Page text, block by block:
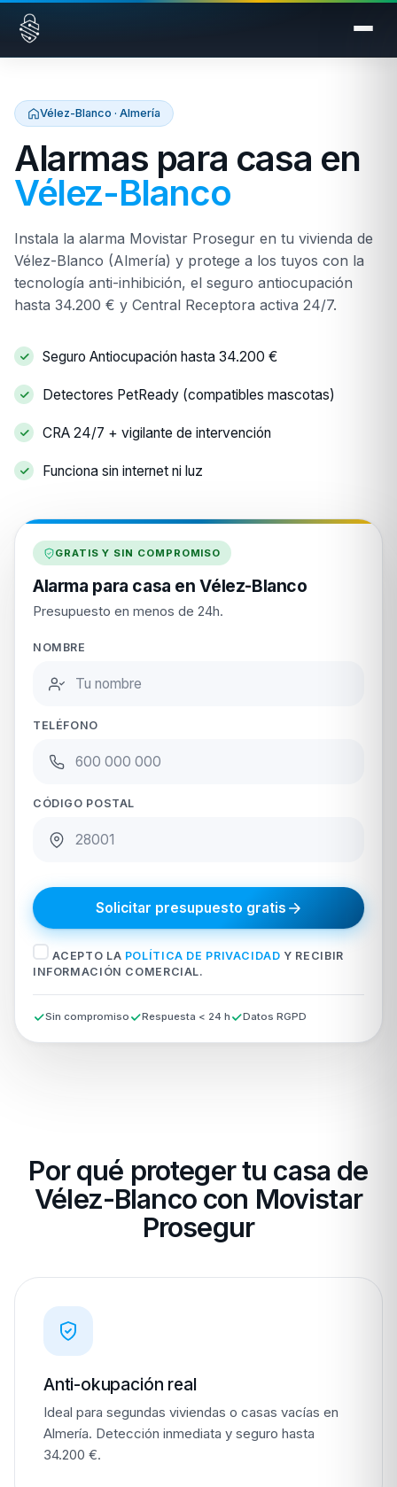
Saltar al contenido
Vélez-Blanco · Almería
Alarmas para casa en
Vélez-Blanco
Instala la alarma Movistar Prosegur en tu vivienda de
Vélez-Blanco (Almería) y protege a los tuyos con la
tecnología anti-inhibición, el seguro antiocupación
hasta 34.200 € y Central Receptora activa 24/7.
Seguro Antiocupación hasta 34.200 €
Detectores PetReady (compatibles mascotas)
CRA 24/7 + vigilante de intervención
Funciona sin internet ni luz
GRATIS Y SIN COMPROMISO
Alarma para casa en Vélez-Blanco
Presupuesto en menos de 24h.
NOMBRE
TELÉFONO
CÓDIGO POSTAL
Solicitar presupuesto gratis
ACEPTO LA POLÍTICA DE PRIVACIDAD Y RECIBIR
INFORMACIÓN COMERCIAL.
Sin compromiso Respuesta < 24 h Datos RGPD
Por qué proteger tu casa de
Vélez-Blanco con Movistar
Prosegur
Anti-okupación real
Ideal para segundas viviendas o casas vacías en
Almería. Detección inmediata y seguro hasta
34.200 €.